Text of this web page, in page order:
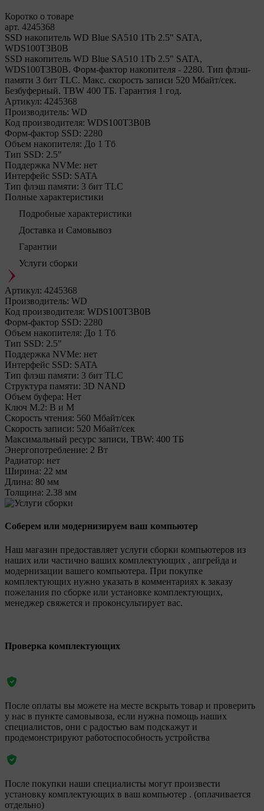
Коротко о товаре
арт. 4245368
SSD накопитель WD Blue SA510 1Tb 2.5" SATA,
WDS100T3B0B
SSD накопитель WD Blue SA510 1Tb 2.5" SATA,
WDS100T3B0B. Форм-фактор накопителя - 2280. Тип флэш-
памяти 3 бит TLC. Макс. скорость записи 520 Мбайт/сек.
Безбуферный. TBW 400 ТБ. Гарантия 1 год.
Артикул: 4245368
Производитель: WD
Код производителя: WDS100T3B0B
Форм-фактор SSD: 2280
Объем накопителя: До 1 Тб
Тип SSD: 2.5"
Поддержка NVMe: нет
Интерфейс SSD: SATA
Тип флэш памяти: 3 бит TLC
Полные характеристики
Подробные характеристики
Доставка и Самовывоз
Гарантии
Услуги сборки
Артикул: 4245368
Производитель: WD
Код производителя: WDS100T3B0B
Форм-фактор SSD: 2280
Объем накопителя: До 1 Тб
Тип SSD: 2.5"
Поддержка NVMe: нет
Интерфейс SSD: SATA
Тип флэш памяти: 3 бит TLC
Структура памяти: 3D NAND
Объем буфера: Нет
Ключ M.2: B и M
Cкорость чтения: 560 Мбайт/сек
Cкорость записи: 520 Мбайт/сек
Максимальный ресурс записи, TBW: 400 ТБ
Энергопотребление: 2 Вт
Радиатор: нет
Ширина: 22 мм
Длина: 80 мм
Толщина: 2.38 мм
Соберем или модернизируем ваш компьютер
Наш магазин предоставляет услуги сборки компьютеров из
наших или частично ваших комплектующих , апгрейда и
модернизации вашего компьютера. При покупке
комплектующих нужно указать в комментариях к заказу
пожелания по сборке или установке комплектующих,
менеджер свяжется и проконсультирует вас.
Проверка комплектующих
После оплаты вы можете на месте вскрыть товар и проверить
у нас в пункте самовывоза, если нужна помощь наших
специалистов, они с радостью вам подскажут и
продемонстрируют работоспособность устройства
После покупки наши специалисты могут произвести
установку комплектующих в ваш компьютер . (оплачивается
отдельно)